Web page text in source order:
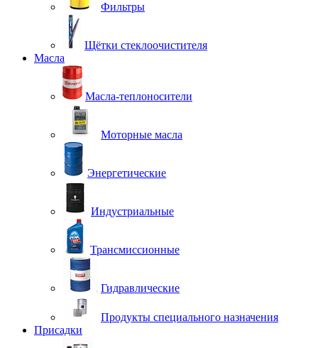
Фильтры
Щётки стеклоочистителя
Масла
Масла-теплоносители
Моторные масла
Энергетические
Индустриальные
Трансмиссионные
Гидравлические
Продукты специального назначения
Присадки